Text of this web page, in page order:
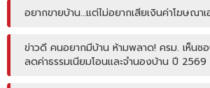
อยากขายบ้าน…แต่ไม่อยากเสียเงินค่าโฆษณา
ข่าวดี คนอยากมีบ้าน ห้ามพลาด! ครม. เห็นช
ลดค่าธรรมเนียมโอนและจำนองบ้าน ปี 2569